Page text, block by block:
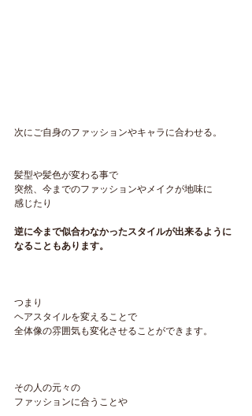
次にご自身のファッションやキャラに合わせる。
髪型や髪色が変わる事で
突然、今までのファッションやメイクが地味に
感じたり
逆に今まで似合わなかったスタイルが出来るように
なることもあります。
つまり
ヘアスタイルを変えることで
全体像の雰囲気も変化させることができます。
その人の元々の
ファッションに合うことや